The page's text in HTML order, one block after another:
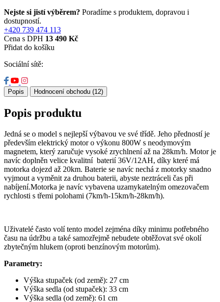
Nejste si jistí výběrem? Poradíme s produktem, dopravou i
dostupností.
+420 739 474 113
Cena s DPH 13 490 Kč
Přidat do košíku
Sociální sítě:
Popis Hodnocení obchodu (12)
Popis produktu
Jedná se o model s nejlepší výbavou ve své třídě. Jeho předností je
především elektrický motor o výkonu 800W s neodymovým
magnetem, který zaručuje vysoké zrychlnení až na 28km/h. Motor je
navíc doplněn velice kvalitní baterií 36V/12AH, díky které má
motorka dojezd až 20km. Baterie se navíc nechá z motorky snadno
vyjmout a vyměnit za druhou baterii, abyste neztráceli čas při
nabíjení.Motorka je navíc vybavena uzamykatelným omezovačem
rychlosti s třemi polohami (7km/h-15km/h-28km/h).
Uživatelé často volí tento model zejména díky minimu potřebného
času na údržbu a také samozřejmě nebudete obtěžovat své okolí
zbytečným hlukem (oproti benzínovým motorům).
Parametry:
Výška stupaček (od země): 27 cm
Výška sedla (od stupaček): 33 cm
Výška sedla (od země): 61 cm